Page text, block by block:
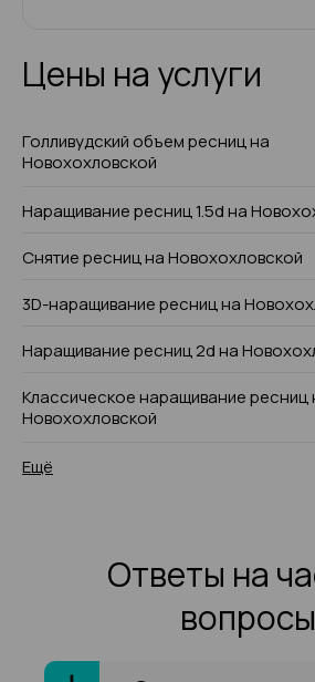
Цены на услуги
Голливудский объем ресниц на
Новохохловской
Наращивание ресниц 1.5d на
Снятие ресниц на Новохохловской
3D-наращивание ресниц на
Наращивание ресниц 2d на
Классическое наращивание ресниц
Новохохловской
Ещё
Ответы на
вопросы